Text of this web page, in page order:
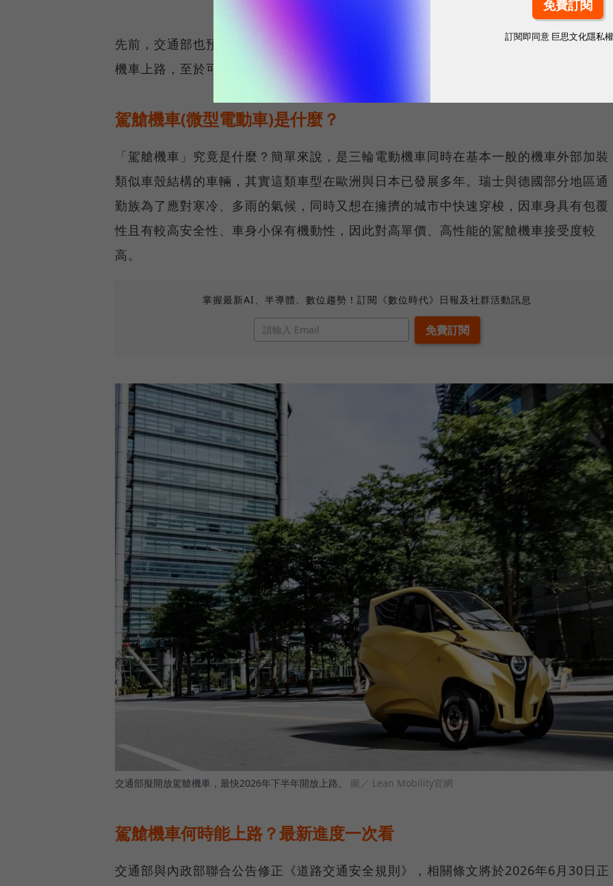
先前，交通部也預告修正《道路交通安全規則》，將於6/30正式施行，可開放這類駕艙
機車上路，至於可以上路的駕駛，需要有小型車以上駕照。
駕艙機車(微型電動車)是什麼？
「駕艙機車」究竟是什麼？簡單來說，是三輪電動機車同時在基本一般的機車外部加裝
類似車殼結構的車輛，其實這類車型在歐洲與日本已發展多年。瑞士與德國部分地區通
勤族為了應對寒冷、多雨的氣候，同時又想在擁擠的城市中快速穿梭，因車身具有包覆
性且有較高安全性、車身小保有機動性，因此對高單價、高性能的駕艙機車接受度較
高。
掌握最新AI、半導體、數位趨勢！訂閱《數位時代》日報及社群活動訊息
交通部擬開放駕艙機車，最快2026年下半年開放上路。 圖／ Lean Mobility官網
駕艙機車何時能上路？最新進度一次看
交通部與內政部聯合公告修正《道路交通安全規則》，相關條文將於2026年6月30日正
訂閱即同意 巨思文化隱私